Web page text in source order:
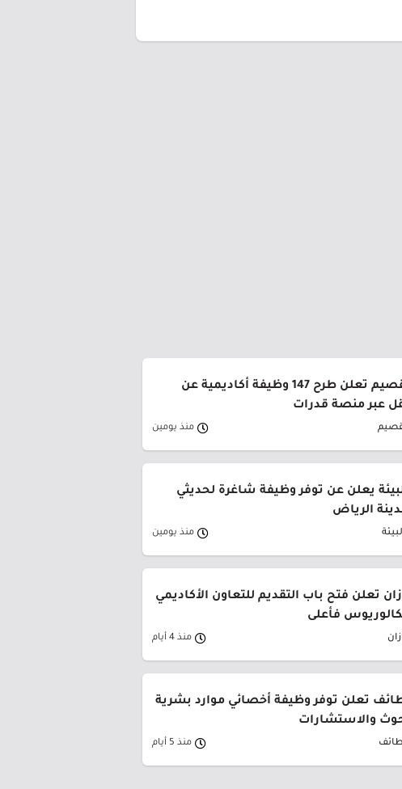
جامعة القصيم تعلن طرح 147 وظيفة أكاديمية عن
عبر منصة قدرات
منذ يومين
يعلن عن توفر وظيفة شاغرة لحديثي
الرياض
منذ يومين
تعلن فتح باب التقديم للتعاون الأكاديمي
فأعلى
منذ 4 أيام
تعلن توفر وظيفة أخصائي موارد بشرية
والاستشارات
منذ 5 أيام